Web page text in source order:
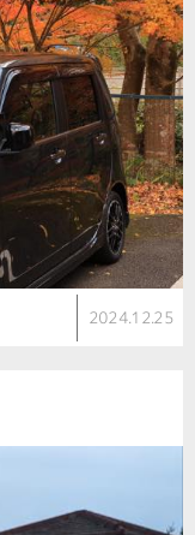
2024.12.25